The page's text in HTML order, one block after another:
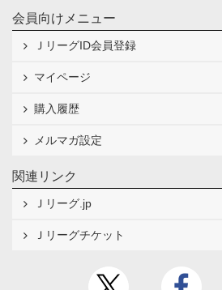
会員向けメニュー
ＪリーグID会員登録
マイページ
購入履歴
メルマガ設定
関連リンク
Ｊリーグ.jp
Ｊリーグチケット